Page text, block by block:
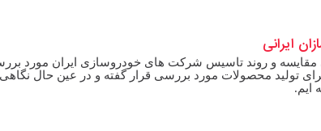
ایرانی
و روند تاسیس شرکت های خودروسازی ایران مورد
تولید محصولات مورد بررسی قرار گفته و در عین حال نگاهی
ایم.